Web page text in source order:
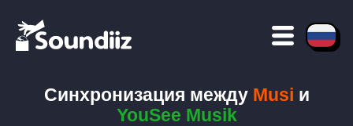
Синхронизация между Musi и
YouSee Musik